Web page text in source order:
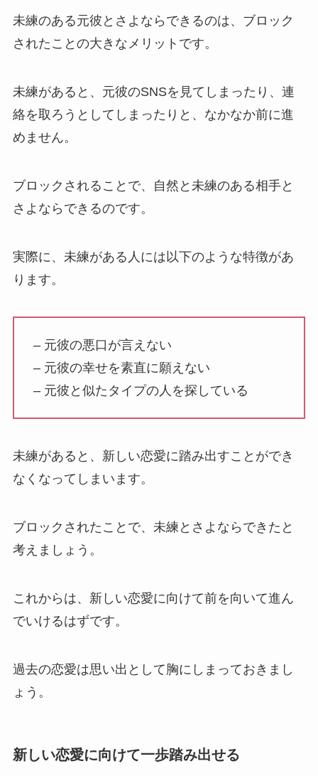
未練のある元彼とさよならできるのは、ブロック
されたことの大きなメリットです。
未練があると、元彼のSNSを見てしまったり、連
絡を取ろうとしてしまったりと、なかなか前に進
めません。
ブロックされることで、自然と未練のある相手と
さよならできるのです。
実際に、未練がある人には以下のような特徴があ
ります。
– 元彼の悪口が言えない
– 元彼の幸せを素直に願えない
– 元彼と似たタイプの人を探している
未練があると、新しい恋愛に踏み出すことができ
なくなってしまいます。
ブロックされたことで、未練とさよならできたと
考えましょう。
これからは、新しい恋愛に向けて前を向いて進ん
でいけるはずです。
過去の恋愛は思い出として胸にしまっておきまし
ょう。
新しい恋愛に向けて一歩踏み出せる